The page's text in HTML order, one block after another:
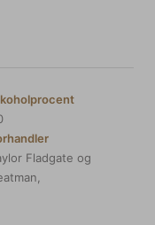
Fladgate og